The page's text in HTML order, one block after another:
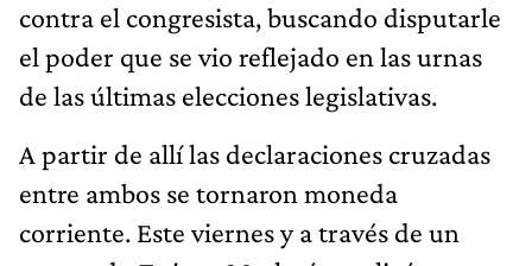
contra el congresista, buscando disputarle
el poder que se vio reflejado en las urnas
de las últimas elecciones legislativas.
A partir de allí las declaraciones cruzadas
entre ambos se tornaron moneda
corriente. Este viernes y a través de un